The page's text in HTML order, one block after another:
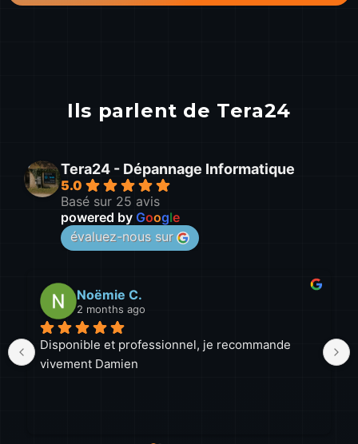
Ils parlent de Tera24
Tera24 - Dépannage Informatique
5.0
Basé sur 25 avis
powered by Google
évaluez-nous sur
leo D.
2 months ago
Malgré la distance (près d'une heure de route), il
a toujours été disponible et ponctuel. J'ai
Une excellente prestation que je recommande